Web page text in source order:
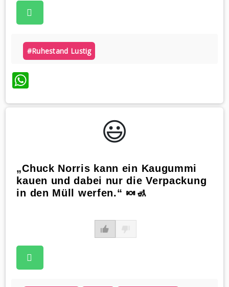
#ruhestand Lustig
WhatsApp
😃️
„Chuck Norris kann ein Kaugummi
kauen und dabei nur die Verpackung
in den Müll werfen.“ 🍬🚮